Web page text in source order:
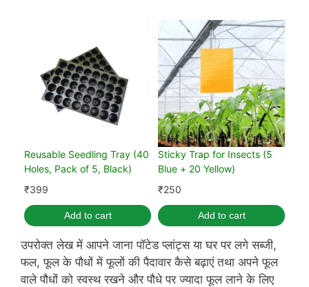
Reusable Seedling Tray (40
Holes, Pack of 5, Black)
₹399
Add to cart
Sticky Trap for Insects (5
Blue + 20 Yellow)
₹250
Add to cart
उपरोक्त लेख में आपने जाना पॉटेड प्लांट्स या घर पर लगे सब्जी,
फल, फूल के पौधों में फूलों की पैदावार कैसे बढ़ाएं तथा अपने फूल
वाले पौधों को स्वस्थ रखने और पौधे पर ज्यादा फूल लाने के लिए